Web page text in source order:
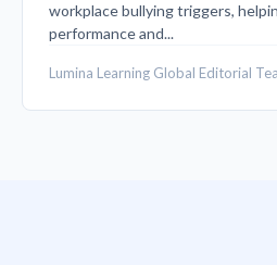
workplace bullying triggers,
performance and...
Lumina Learning Global Editorial